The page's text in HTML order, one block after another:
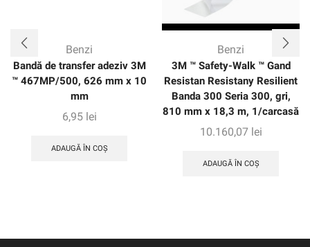
Benzi
Bandă de transfer adeziv 3M
™ 467MP/500, 626 mm x 10
mm
6,95 lei
ADAUGĂ ÎN COȘ
Benzi
3M ™ Safety-Walk ™ Gand
Resistan Resistany Resilient
Banda 300 Seria 300, gri,
810 mm x 18,3 m, 1/carcasă
10.160,07 lei
ADAUGĂ ÎN COȘ